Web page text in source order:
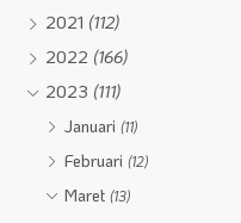
2021 (112)
2022 (166)
2023 (111)
Januari(11)
Februari(12)
Maret(13)